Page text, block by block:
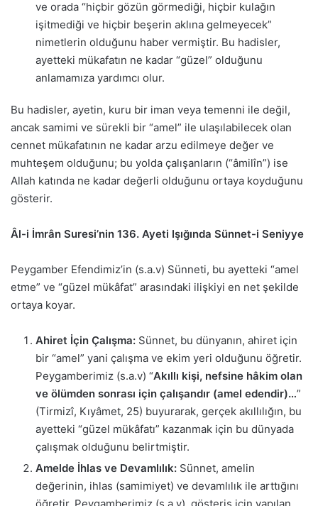
ve orada “hiçbir gözün görmediği, hiçbir kulağın
işitmediği ve hiçbir beşerin aklına gelmeyecek”
nimetlerin olduğunu haber vermiştir. Bu hadisler,
ayetteki mükafatın ne kadar “güzel” olduğunu
anlamamıza yardımcı olur.
Bu hadisler, ayetin, kuru bir iman veya temenni ile değil,
ancak samimi ve sürekli bir “amel” ile ulaşılabilecek olan
cennet mükafatının ne kadar arzu edilmeye değer ve
muhteşem olduğunu; bu yolda çalışanların (“âmilîn”) ise
Allah katında ne kadar değerli olduğunu ortaya koyduğunu
gösterir.
Âl-i İmrân Suresi’nin 136. Ayeti Işığında Sünnet-i Seniyye
Peygamber Efendimiz’in (s.a.v) Sünneti, bu ayetteki “amel
etme” ve “güzel mükâfat” arasındaki ilişkiyi en net şekilde
ortaya koyar.
Ahiret İçin Çalışma: Sünnet, bu dünyanın, ahiret için
bir “amel” yani çalışma ve ekim yeri olduğunu öğretir.
Peygamberimiz (s.a.v) “Akıllı kişi, nefsine hâkim olan
ve ölümden sonrası için çalışandır (amel edendir)…”
(Tirmizî, Kıyâmet, 25) buyurarak, gerçek akıllılığın, bu
ayetteki “güzel mükâfatı” kazanmak için bu dünyada
çalışmak olduğunu belirtmiştir.
Amelde İhlas ve Devamlılık: Sünnet, amelin
değerinin, ihlas (samimiyet) ve devamlılık ile arttığını